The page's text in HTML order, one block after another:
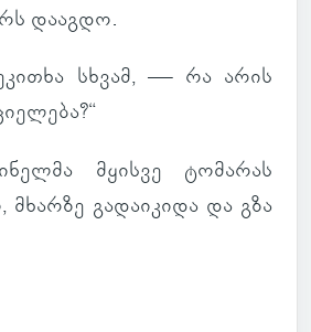
და­აგდო.
სხვამ, — რა არის
მყისვე ტო­მა­რას
გა­და­ი­კიდა და გზა